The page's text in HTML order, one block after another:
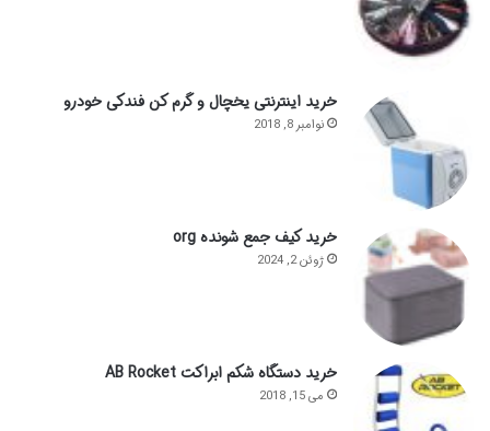
خرید اینترنتی یخچال و گرم کن فندکی خودرو
نوامبر 8, 2018
خرید کیف جمع شونده org
ژوئن 2, 2024
خرید دستگاه شکم ابراکت AB Rocket
می 15, 2018